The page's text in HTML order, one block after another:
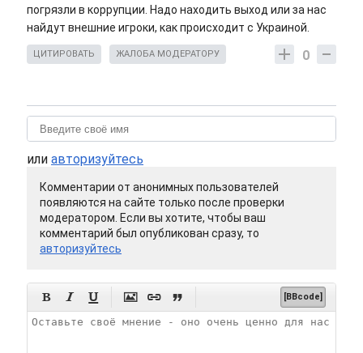
погрязли в коррупции. Надо находить выход или за нас
найдут внешние игроки, как происходит с Украиной.
0
ЦИТИРОВАТЬ ЖАЛОБА МОДЕРАТОРУ
или авторизуйтесь
Комментарии от анонимных пользователей
появляются на сайте только после проверки
модератором. Если вы хотите, чтобы ваш
комментарий был опубликован сразу, то
авторизуйтесь
      [BBcode]